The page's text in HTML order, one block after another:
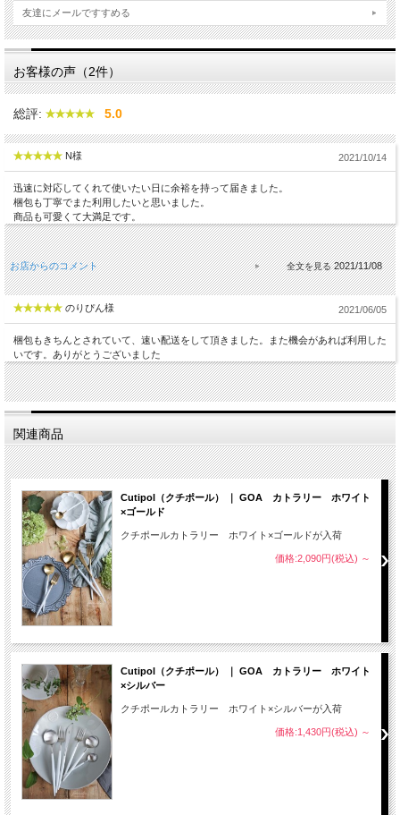
友達にメールですすめる
お客様の声（2件）
総評: 5.0
N様 2021/10/14
迅速に対応してくれて使いたい日に余裕を持って届きました。
梱包も丁寧でまた利用したいと思いました。
商品も可愛くて大満足です。
お店からのコメント 2021/11/08
のりぴん様 2021/06/05
梱包もきちんとされていて、速い配送をして頂きました。また機会があれば利用した
いです。ありがとうございました
関連商品
Cutipol（クチポール） ｜ GOA カトラリー ホワイト
×ゴールド
クチポールカトラリー ホワイト×ゴールドが入荷
価格:2,090円(税込) ～
Cutipol（クチポール） ｜ GOA カトラリー ホワイト
×シルバー
クチポールカトラリー ホワイト×シルバーが入荷
価格:1,430円(税込) ～